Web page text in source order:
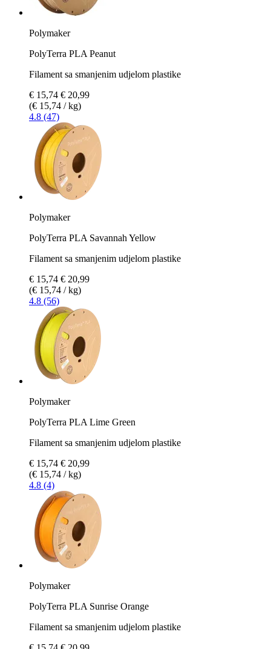
Polymaker
PolyTerra PLA Peanut
Filament sa smanjenim udjelom plastike
€ 15,74 € 20,99
(€ 15,74 / kg)
4.8 (47)
Polymaker
PolyTerra PLA Savannah Yellow
Filament sa smanjenim udjelom plastike
€ 15,74 € 20,99
(€ 15,74 / kg)
4.8 (56)
Polymaker
PolyTerra PLA Lime Green
Filament sa smanjenim udjelom plastike
€ 15,74 € 20,99
(€ 15,74 / kg)
4.8 (4)
Polymaker
PolyTerra PLA Sunrise Orange
Filament sa smanjenim udjelom plastike